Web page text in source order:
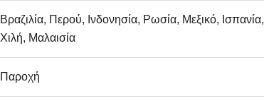
Βραζιλία, Περού, Ινδονησία, Ρωσία, Μεξικό, Ισπανία,
Χιλή, Μαλαισία
Παροχή